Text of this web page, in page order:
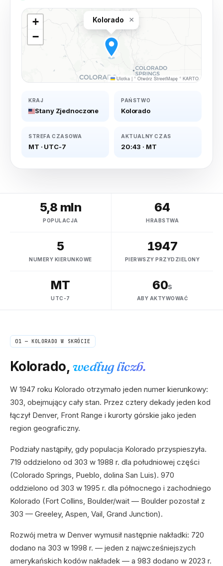
Kolorado ×
+
−
Ulotka | © Otwórz StreetMapę © KARTO
KRAJ
Stany Zjednoczone
PAŃSTWO
Kolorado
STREFA CZASOWA
MT · UTC-7
AKTUALNY CZAS
20:43 · MT
5,8 mln
POPULACJA
64
HRABSTWA
5
NUMERY KIERUNKOWE
1947
PIERWSZY PRZYDZIELONY
MT
UTC-7
60s
ABY AKTYWOWAĆ
01 — KOLORADO W SKRÓCIE
Kolorado,według liczb.
W 1947 roku Kolorado otrzymało jeden numer kierunkowy:
303, obejmujący cały stan. Przez cztery dekady jeden kod
łączył Denver, Front Range i kurorty górskie jako jeden
region geograficzny.
Podziały nastąpiły, gdy populacja Kolorado przyspieszyła.
719 oddzielono od 303 w 1988 r. dla południowej części
(Colorado Springs, Pueblo, dolina San Luis). 970
oddzielono od 303 w 1995 r. dla północnego i zachodniego
Kolorado (Fort Collins, Boulder/wait — Boulder pozostał z
303 — Greeley, Aspen, Vail, Grand Junction).
Rozwój metra w Denver wymusił następnie nakładki: 720
dodano na 303 w 1998 r. — jeden z najwcześniejszych
amerykańskich kodów nakładek — a 983 dodano w 2023 r.